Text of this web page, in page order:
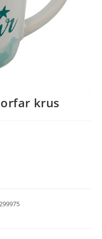
krus